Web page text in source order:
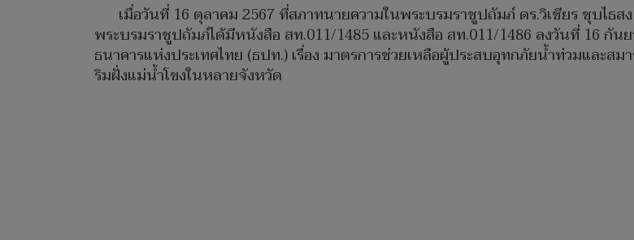
เมื่อวันที่ 16 ตุลาคม 2567 ที่สภาทนายความในพระบรมราชูปถัมภ์ ดร.วิเชียร ชุบไธ
พระบรมราชูปถัมภ์ได้มีหนังสือ สท.011/1485 และหนังสือ สท.011/1486 ลงวันที่ 16 กัน
ธนาคารแห่งประเทศไทย (ธปท.) เรื่อง มาตรการช่วยเหลือผู้ประสบอุทกภัยน้ำท่วมและ
ริมฝั่งแม่น้ำโขงในหลายจังหวัด